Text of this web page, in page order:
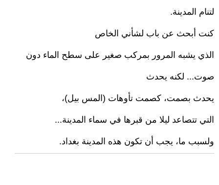
لتنام المدينة.
كنت أبحث عن باب لشأني الخاص
الذي يشبه المرور بمركب صغير على سطح الماء دون
صوت... لكنه يحدث
يحدث بصمت، كصمت تأوهات (المس بيل)،
التي تتصاعد ليلا من قبرها في سماء المدينة...
ولسبب ما، يجب أن تكون هذه المدينة بغداد.